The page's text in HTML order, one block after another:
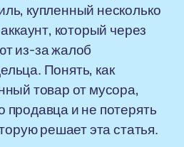
купленный несколько
который через
из-за жалоб
Понять, как
товар от мусора,
продавца и не потерять
решает эта статья.